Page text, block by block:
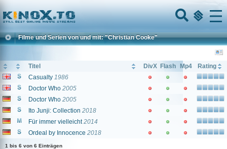
Home
Menu
Filme und Serien von und mit: "Christian Cooke"
Titel DivX Flash Mp4
Rating
Casualty 1986
Doctor Who 2005
Doctor Who 2005
Ito Junji: Collection 2018
Für immer vielleicht 2014
Ordeal by Innocence 2018
1 bis 6 von 6 Einträgen